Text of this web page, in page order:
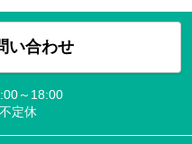
い合わせ
～18:00
不定休